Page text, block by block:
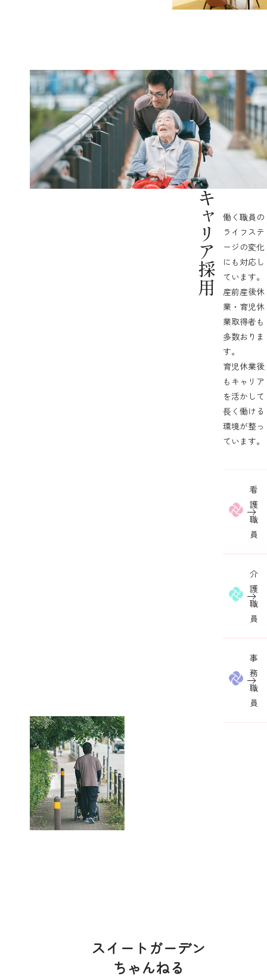
キャリア採用
働く職員の
ライフステ
ージの変化
にも対応し
ています。
産前産後休
業・育児休
業取得者も
多数おりま
す。
育児休業後
もキャリア
を活かして
⻑く働ける
環境が整っ
ています。
看
護
職
員
介
護
職
員
事
務
職
員
スイートガーデン
ちゃんねる